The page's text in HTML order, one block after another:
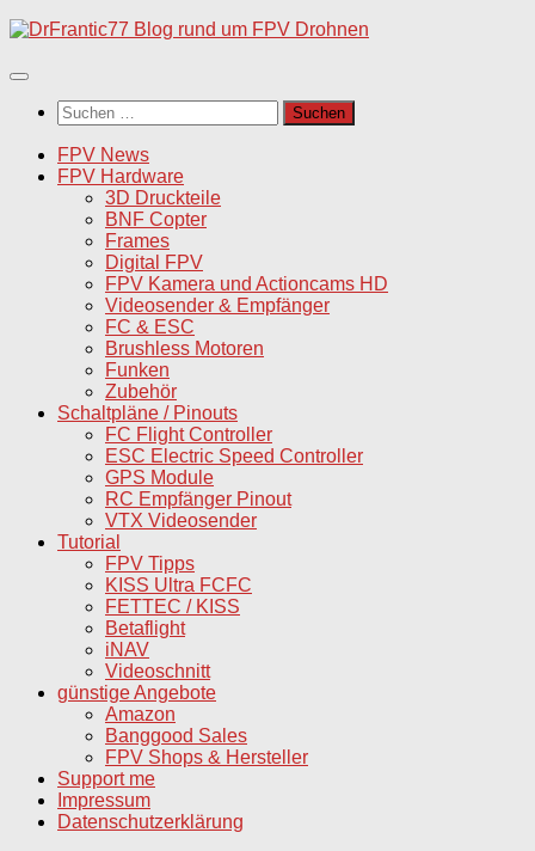
Unter
Inhalt
Suchen
nach:
FPV News
FPV Hardware
3D Druckteile
BNF Copter
Frames
Digital FPV
FPV Kamera und Actioncams HD
Videosender & Empfänger
FC & ESC
Brushless Motoren
Funken
Zubehör
Schaltpläne / Pinouts
FC Flight Controller
ESC Electric Speed Controller
GPS Module
RC Empfänger Pinout
VTX Videosender
Tutorial
FPV Tipps
KISS Ultra FCFC
FETTEC / KISS
Betaflight
iNAV
Videoschnitt
günstige Angebote
Amazon
Banggood Sales
FPV Shops & Hersteller
Support me
Impressum
Datenschutzerklärung